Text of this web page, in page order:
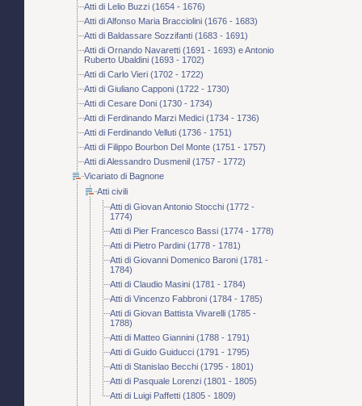
Atti di Lelio Buzzi (1654 - 1676)
Atti di Alfonso Maria Bracciolini (1676 - 1683)
Atti di Baldassare Sozzifanti (1683 - 1691)
Atti di Ornando Navaretti (1691 - 1693) e Antonio
Ruberto Ubaldini (1693 - 1702)
Atti di Carlo Vieri (1702 - 1722)
Atti di Giuliano Capponi (1722 - 1730)
Atti di Cesare Doni (1730 - 1734)
Atti di Ferdinando Marzi Medici (1734 - 1736)
Atti di Ferdinando Velluti (1736 - 1751)
Atti di Filippo Bourbon Del Monte (1751 - 1757)
Atti di Alessandro Dusmenil (1757 - 1772)
Vicariato di Bagnone
Atti civili
Atti di Giovan Antonio Stocchi (1772 -
1774)
Atti di Pier Francesco Bassi (1774 - 1778)
Atti di Pietro Pardini (1778 - 1781)
Atti di Giovanni Domenico Baroni (1781 -
1784)
Atti di Claudio Masini (1781 - 1784)
Atti di Vincenzo Fabbroni (1784 - 1785)
Atti di Giovan Battista Vivarelli (1785 -
1788)
Atti di Matteo Giannini (1788 - 1791)
Atti di Guido Guiducci (1791 - 1795)
Atti di Stanislao Becchi (1795 - 1801)
Atti di Pasquale Lorenzi (1801 - 1805)
Atti di Luigi Paffetti (1805 - 1809)